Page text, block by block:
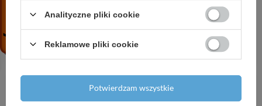
F-CPM 21 INOX (1,5 kW, 230 V) pompa
hydroforowa
1 496,84 zł / szt.
/ szt.
Analityczne pliki cookie
Reklamowe pliki cookie
Potwierdzam wszystkie